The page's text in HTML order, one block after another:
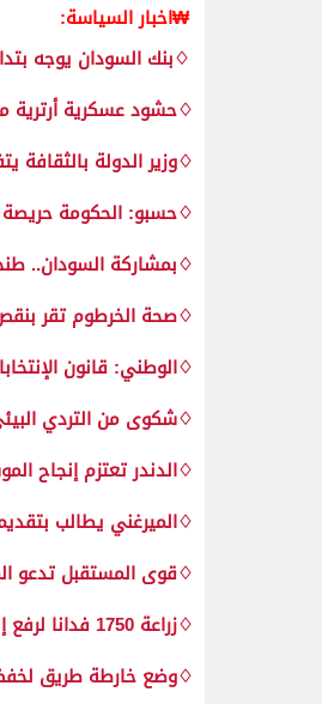
₩اخبار السياسة:
♢بنك السودان يوجه
♢حشود عسكرية أرترية
♢وزير الدولة بالثقافة
♢حسبو: الحكومة حريصة
♢بمشاركة السودان..
♢صحة الخرطوم تقر
♢الوطني: قانون
♢شكوى من التردي
♢الدندر تعتزم إنجاح
♢الميرغني يطالب
♢قوى المستقبل تدعو
♢زراعة 1750 فدانا لرفع إنتاجية المحاصيل بالجزيرة
♢وضع خارطة طريق